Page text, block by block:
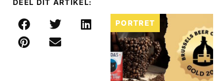
DEEL DIT ARTIKEL:
PORTRET